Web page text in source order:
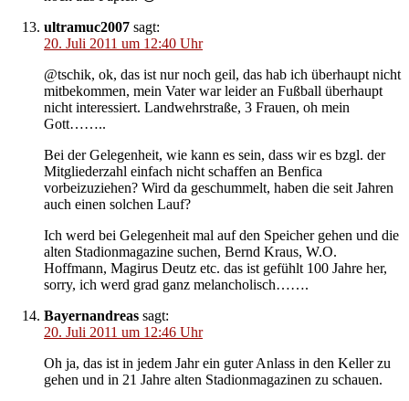
ultramuc2007 sagt:
20. Juli 2011 um 12:40 Uhr
@tschik, ok, das ist nur noch geil, das hab ich überhaupt nicht
mitbekommen, mein Vater war leider an Fußball überhaupt
nicht interessiert. Landwehrstraße, 3 Frauen, oh mein
Gott……..
Bei der Gelegenheit, wie kann es sein, dass wir es bzgl. der
Mitgliederzahl einfach nicht schaffen an Benfica
vorbeizuziehen? Wird da geschummelt, haben die seit Jahren
auch einen solchen Lauf?
Ich werd bei Gelegenheit mal auf den Speicher gehen und die
alten Stadionmagazine suchen, Bernd Kraus, W.O.
Hoffmann, Magirus Deutz etc. das ist gefühlt 100 Jahre her,
sorry, ich werd grad ganz melancholisch…….
Bayernandreas sagt:
20. Juli 2011 um 12:46 Uhr
Oh ja, das ist in jedem Jahr ein guter Anlass in den Keller zu
gehen und in 21 Jahre alten Stadionmagazinen zu schauen.